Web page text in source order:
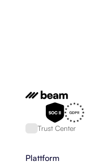
Trust Center
Plattform